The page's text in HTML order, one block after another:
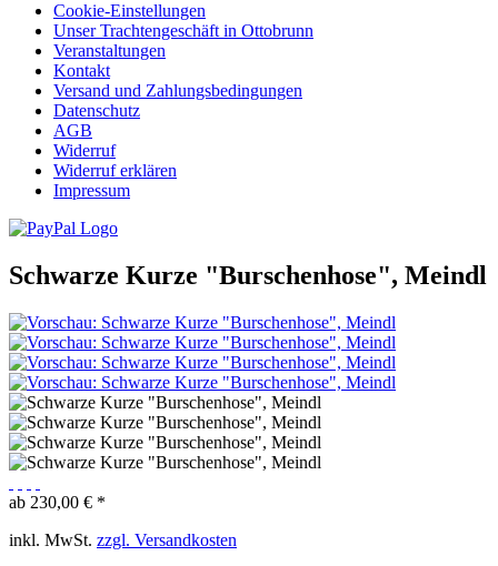
Cookie-Einstellungen
Unser Trachtengeschäft in Ottobrunn
Veranstaltungen
Kontakt
Versand und Zahlungsbedingungen
Datenschutz
AGB
Widerruf
Widerruf erklären
Impressum
Schwarze Kurze "Burschenhose", Meindl
ab 230,00 € *
inkl. MwSt. zzgl. Versandkosten